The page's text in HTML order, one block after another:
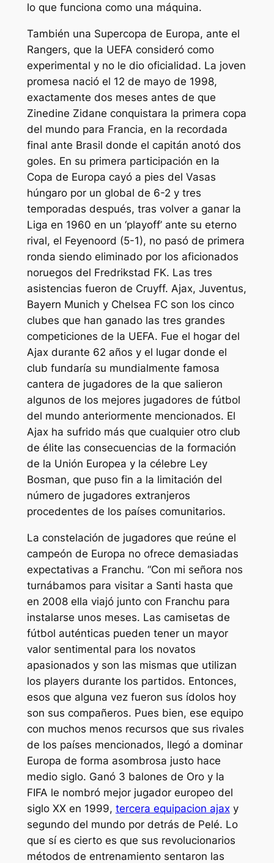
lo que funciona como una máquina.
También una Supercopa de Europa, ante el
Rangers, que la UEFA consideró como
experimental y no le dio oficialidad. La joven
promesa nació el 12 de mayo de 1998,
exactamente dos meses antes de que
Zinedine Zidane conquistara la primera copa
del mundo para Francia, en la recordada
final ante Brasil donde el capitán anotó dos
goles. En su primera participación en la
Copa de Europa cayó a pies del Vasas
húngaro por un global de 6-2 y tres
temporadas después, tras volver a ganar la
Liga en 1960 en un ‘playoff’ ante su eterno
rival, el Feyenoord (5-1), no pasó de primera
ronda siendo eliminado por los aficionados
noruegos del Fredrikstad FK. Las tres
asistencias fueron de Cruyff. Ajax, Juventus,
Bayern Munich y Chelsea FC son los cinco
clubes que han ganado las tres grandes
competiciones de la UEFA. Fue el hogar del
Ajax durante 62 años y el lugar donde el
club fundaría su mundialmente famosa
cantera de jugadores de la que salieron
algunos de los mejores jugadores de fútbol
del mundo anteriormente mencionados. El
Ajax ha sufrido más que cualquier otro club
de élite las consecuencias de la formación
de la Unión Europea y la célebre Ley
Bosman, que puso fin a la limitación del
número de jugadores extranjeros
procedentes de los países comunitarios.
La constelación de jugadores que reúne el
campeón de Europa no ofrece demasiadas
expectativas a Franchu. “Con mi señora nos
turnábamos para visitar a Santi hasta que
en 2008 ella viajó junto con Franchu para
instalarse unos meses. Las camisetas de
fútbol auténticas pueden tener un mayor
valor sentimental para los novatos
apasionados y son las mismas que utilizan
los players durante los partidos. Entonces,
esos que alguna vez fueron sus ídolos hoy
son sus compañeros. Pues bien, ese equipo
con muchos menos recursos que sus rivales
de los países mencionados, llegó a dominar
Europa de forma asombrosa justo hace
medio siglo. Ganó 3 balones de Oro y la
FIFA le nombró mejor jugador europeo del
siglo XX en 1999, tercera equipacion ajaxy
segundo del mundo por detrás de Pelé. Lo
que sí es cierto es que sus revolucionarios
métodos de entrenamiento sentaron las